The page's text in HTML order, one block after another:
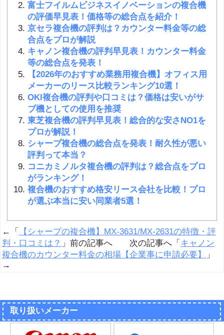
富士フイルムビジネスイノベーションの複合機
の評価早見表！価格等の総合点を紹介！
京セラ複合機の評判は？カウンター料金等の総
合点をプロが解説
キャノン複合機の評判早見表！カウンター料金
等の総合点を発表！
【2026年のおすすめ業務用複合機】オフィス用
メーカーのリース比較ランキング10選！
OKI複合機の評判や口コミは？価格は安いがサ
ブ機としての使用を推奨
東芝複合機の評判早見表！総合的な安さNO1を
プロが解説！
シャープ複合機の総合点を発表！耐久性が悪い
評判って本当？
コニカミノルタ複合機の評判は？総合点をプロ
がランキング！
複合機のおすすめ格安リース会社を比較！プロ
が選ぶ本当に安い同業者5選！
←「
【シャープの複合機】MX-3631/MX-2631の特徴・評
判・口コミは？ 」前の記事へ 次の記事へ「 キャノン
複合機のカウンター料金の相場【企業事に申請必要】
」
→
取り扱いメーカー